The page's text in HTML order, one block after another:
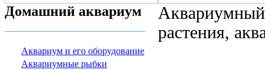
Домашний аквариум
Аквариум и его оборудование
Аквариумные рыбки
растения,